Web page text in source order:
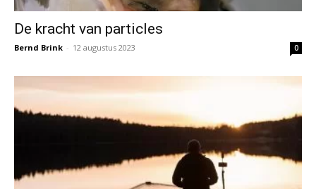
De kracht van particles
Bernd Brink - 12 augustus 2023 0